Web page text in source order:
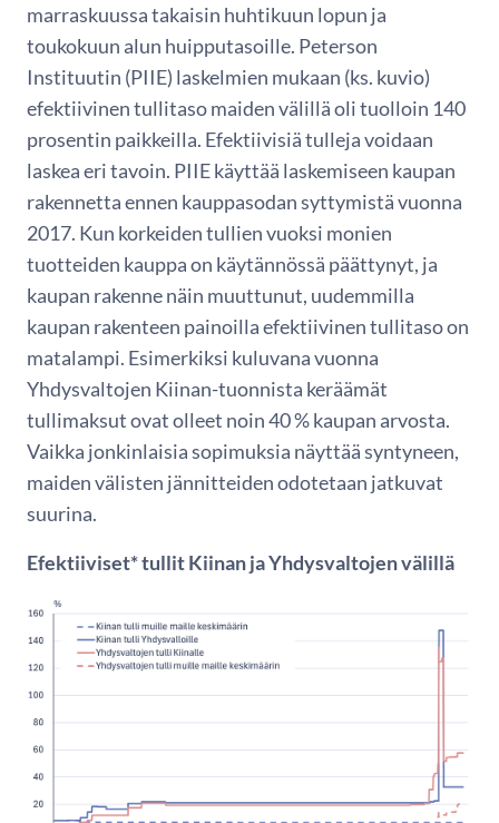
marraskuussa takaisin huhtikuun lopun ja
toukokuun alun huipputasoille. Peterson
Instituutin (PIIE) laskelmien mukaan (ks. kuvio)
efektiivinen tullitaso maiden välillä oli tuolloin 140
prosentin paikkeilla. Efektiivisiä tulleja voidaan
laskea eri tavoin. PIIE käyttää laskemiseen kaupan
rakennetta ennen kauppasodan syttymistä vuonna
2017. Kun korkeiden tullien vuoksi monien
tuotteiden kauppa on käytännössä päättynyt, ja
kaupan rakenne näin muuttunut, uudemmilla
kaupan rakenteen painoilla efektiivinen tullitaso on
matalampi. Esimerkiksi kuluvana vuonna
Yhdysvaltojen Kiinan-tuonnista keräämät
tullimaksut ovat olleet noin 40 % kaupan arvosta.
Vaikka jonkinlaisia sopimuksia näyttää syntyneen,
maiden välisten jännitteiden odotetaan jatkuvat
suurina.
Efektiiviset* tullit Kiinan ja Yhdysvaltojen välillä